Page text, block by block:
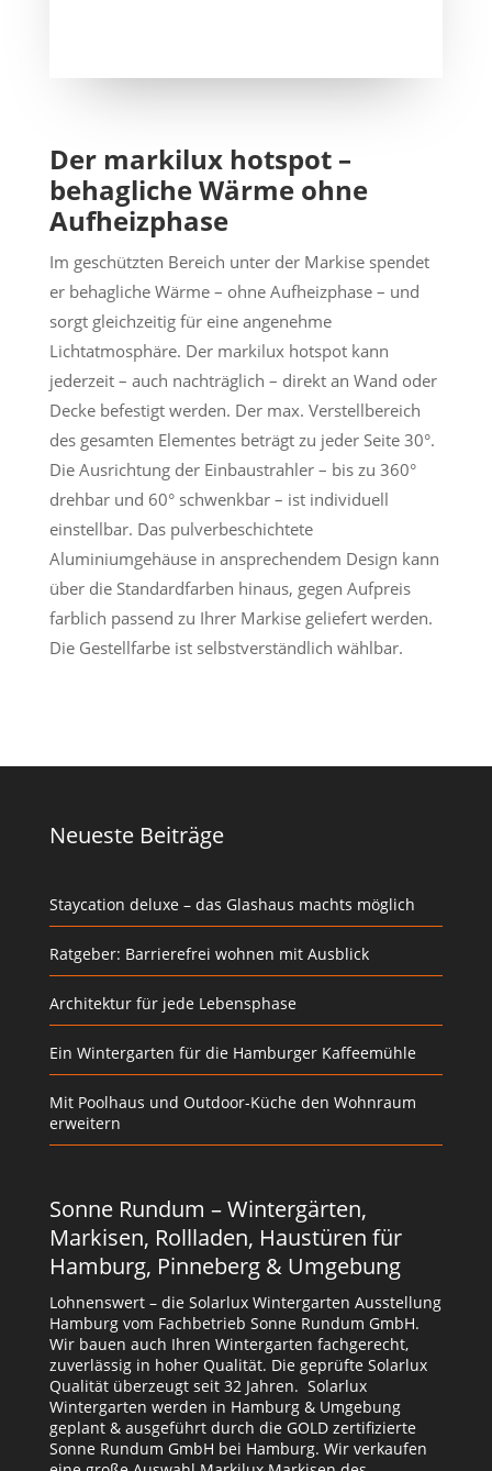
Der markilux hotspot –
behagliche Wärme ohne
Aufheizphase
Im geschützten Bereich unter der Markise spendet
er behagliche Wärme – ohne Aufheizphase – und
sorgt gleichzeitig für eine angenehme
Lichtatmosphäre. Der markilux hotspot kann
jederzeit – auch nachträglich – direkt an Wand oder
Decke befestigt werden. Der max. Verstellbereich
des gesamten Elementes beträgt zu jeder Seite 30°.
Die Ausrichtung der Einbaustrahler – bis zu 360°
drehbar und 60° schwenkbar – ist individuell
einstellbar. Das pulverbeschichtete
Aluminiumgehäuse in ansprechendem Design kann
über die Standardfarben hinaus, gegen Aufpreis
farblich passend zu Ihrer Markise geliefert werden.
Die Gestellfarbe ist selbstverständlich wählbar.
Neueste Beiträge
Staycation deluxe – das Glashaus machts möglich
Ratgeber: Barrierefrei wohnen mit Ausblick
Architektur für jede Lebensphase
Ein Wintergarten für die Hamburger Kaffeemühle
Mit Poolhaus und Outdoor-Küche den Wohnraum
erweitern
Sonne Rundum – Wintergärten,
Markisen, Rollladen, Haustüren für
Hamburg, Pinneberg & Umgebung
Lohnenswert – die Solarlux Wintergarten Ausstellung
Hamburg vom Fachbetrieb Sonne Rundum GmbH.
Wir bauen auch Ihren Wintergarten fachgerecht,
zuverlässig in hoher Qualität. Die geprüfte Solarlux
Qualität überzeugt seit 32 Jahren. Solarlux
Wintergarten werden in Hamburg & Umgebung
geplant & ausgeführt durch die GOLD zertifizierte
Sonne Rundum GmbH bei Hamburg. Wir verkaufen